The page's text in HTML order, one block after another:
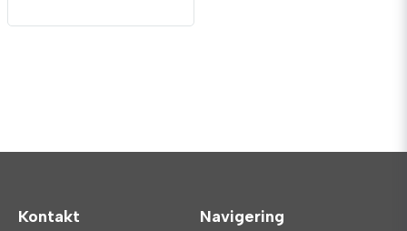
Kontakt Navigering